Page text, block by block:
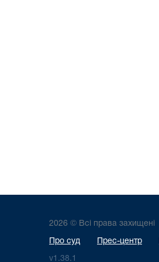
2026 © Всі права захищені
Про суд Прес-центр
v1.38.1